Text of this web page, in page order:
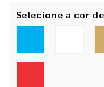
Selecione a cor